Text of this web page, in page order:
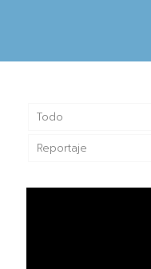
Todo
Reportaje